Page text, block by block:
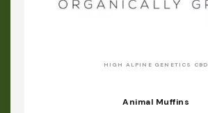
HIGH ALPINE GENETICS CBD
Animal Muffins